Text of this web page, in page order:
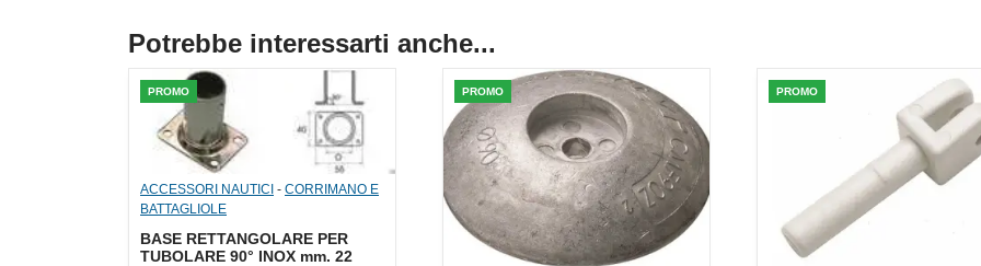
Potrebbe interessarti anche...
PROMO
ACCESSORI NAUTICI - CORRIMANO E
BATTAGLIOLE
BASE RETTANGOLARE PER
TUBOLARE 90° INOX mm. 22
PROMO PROMO